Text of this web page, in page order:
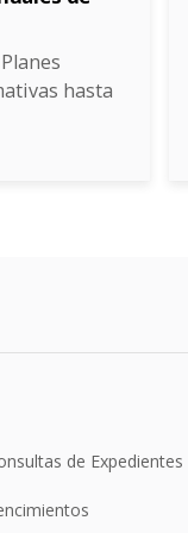
hasta
de Expedientes